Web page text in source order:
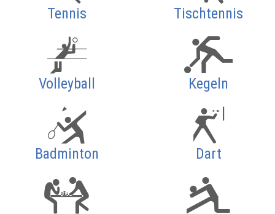
Tennis Tischtennis
Volleyball Kegeln
Badminton Dart